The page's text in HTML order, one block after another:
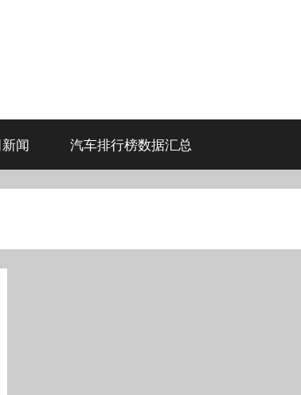
闻 汽车排行榜数据汇总